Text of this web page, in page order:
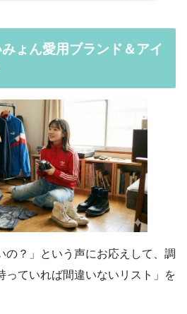
みょん愛用ブランド＆アイ
の？」という声にお応えして、調
っていれば間違いないリスト」を